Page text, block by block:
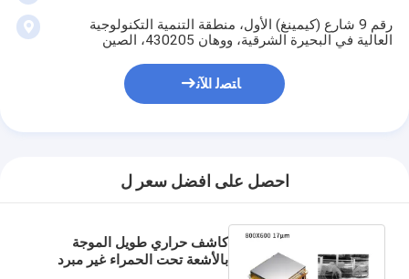
رقم 9 شارع (كيمينغ) الأول، منطقة التنمية التكنولوجية
العالية في البحيرة الشرقية، ووهان 430205، الصين
ﺎﺘﺼﻟ ﺍﻶﻧ
احصل على افضل سعر ل
كاشف حراري طويل الموجة
بالأشعة تحت الحمراء غير مبرد